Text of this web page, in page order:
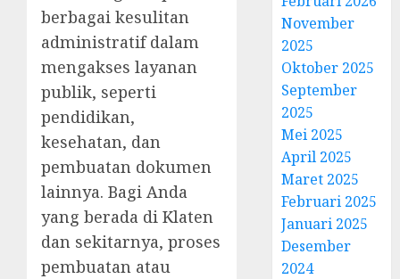
berbagai kesulitan
administratif dalam
mengakses layanan
publik, seperti
pendidikan,
kesehatan, dan
pembuatan dokumen
lainnya. Bagi Anda
yang berada di Klaten
dan sekitarnya, proses
pembuatan atau
November
2025
Oktober 2025
September
2025
Mei 2025
April 2025
Maret 2025
Februari 2025
Januari 2025
Desember
2024